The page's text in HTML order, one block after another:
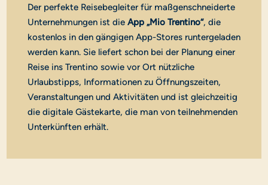
Der perfekte Reisebegleiter für maßgenschneiderte
Unternehmungen ist die App „Mio Trentino“, die
kostenlos in den gängigen App-Stores runtergeladen
werden kann. Sie liefert schon bei der Planung einer
Reise ins Trentino sowie vor Ort nützliche
Urlaubstipps, Informationen zu Öffnungszeiten,
Veranstaltungen und Aktivitäten und ist gleichzeitig
die digitale Gästekarte, die man von teilnehmenden
Unterkünften erhält.